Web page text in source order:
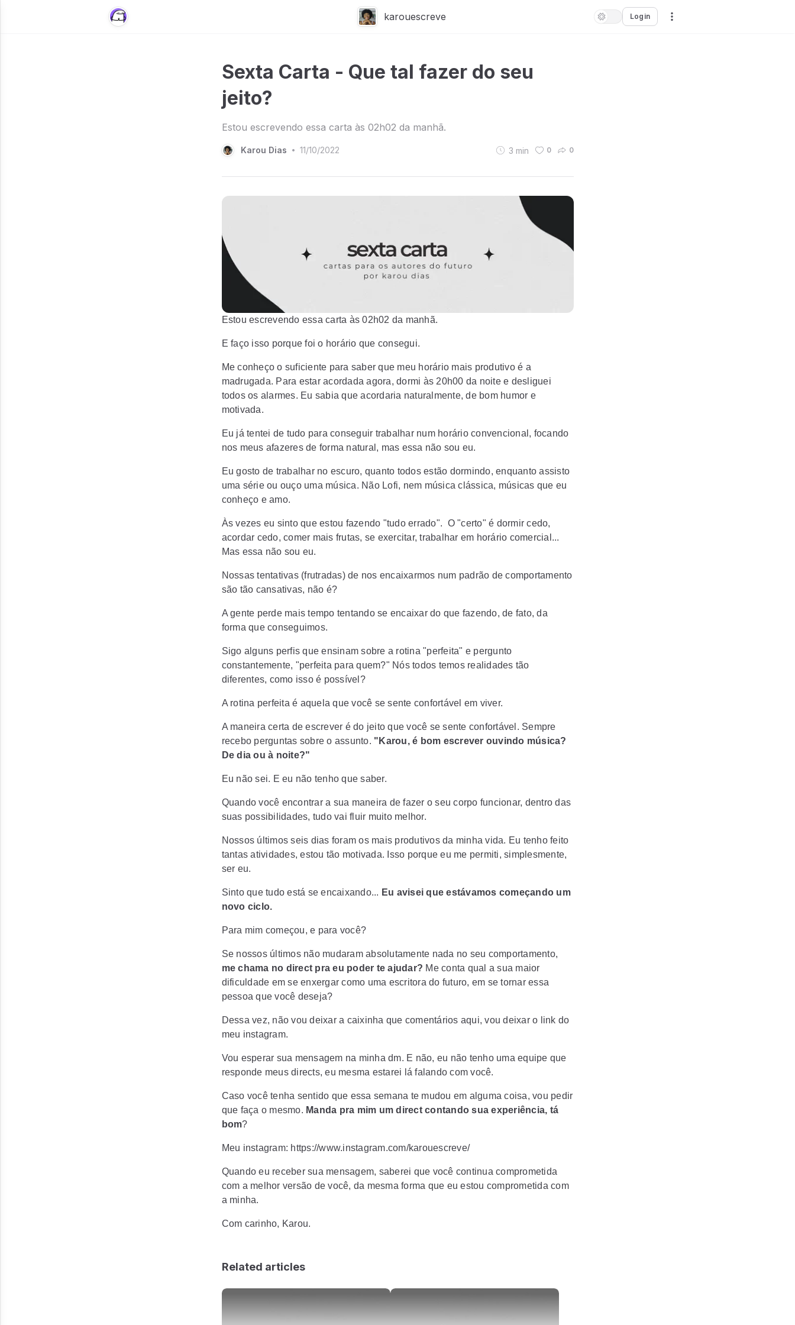
karouescreve Login
Sexta Carta - Que tal fazer do seu
jeito?
Estou escrevendo essa carta às 02h02 da manhã.
Karou Dias • 11/10/2022 3 min 0 0
Estou escrevendo essa carta às 02h02 da manhã.
E faço isso porque foi o horário que consegui.
Me conheço o suficiente para saber que meu horário mais produtivo é a
madrugada. Para estar acordada agora, dormi às 20h00 da noite e desliguei
todos os alarmes. Eu sabia que acordaria naturalmente, de bom humor e
motivada.
Eu já tentei de tudo para conseguir trabalhar num horário convencional, focando
nos meus afazeres de forma natural, mas essa não sou eu.
Eu gosto de trabalhar no escuro, quanto todos estão dormindo, enquanto assisto
uma série ou ouço uma música. Não Lofi, nem música clássica, músicas que eu
conheço e amo.
Às vezes eu sinto que estou fazendo "tudo errado". O "certo" é dormir cedo,
acordar cedo, comer mais frutas, se exercitar, trabalhar em horário comercial...
Mas essa não sou eu.
Nossas tentativas (frutradas) de nos encaixarmos num padrão de comportamento
são tão cansativas, não é?
A gente perde mais tempo tentando se encaixar do que fazendo, de fato, da
forma que conseguimos.
Sigo alguns perfis que ensinam sobre a rotina "perfeita" e pergunto
constantemente, "perfeita para quem?" Nós todos temos realidades tão
diferentes, como isso é possível?
A rotina perfeita é aquela que você se sente confortável em viver.
A maneira certa de escrever é do jeito que você se sente confortável. Sempre
recebo perguntas sobre o assunto. "Karou, é bom escrever ouvindo música?
De dia ou à noite?"
Eu não sei. E eu não tenho que saber.
Quando você encontrar a sua maneira de fazer o seu corpo funcionar, dentro das
suas possibilidades, tudo vai fluir muito melhor.
Nossos últimos seis dias foram os mais produtivos da minha vida. Eu tenho feito
tantas atividades, estou tão motivada. Isso porque eu me permiti, simplesmente,
ser eu.
Sinto que tudo está se encaixando... Eu avisei que estávamos começando um
novo ciclo.
Para mim começou, e para você?
Se nossos últimos não mudaram absolutamente nada no seu comportamento,
me chama no direct pra eu poder te ajudar? Me conta qual a sua maior
dificuldade em se enxergar como uma escritora do futuro, em se tornar essa
pessoa que você deseja?
Dessa vez, não vou deixar a caixinha que comentários aqui, vou deixar o link do
meu instagram.
Vou esperar sua mensagem na minha dm. E não, eu não tenho uma equipe que
responde meus directs, eu mesma estarei lá falando com você.
Caso você tenha sentido que essa semana te mudou em alguma coisa, vou pedir
que faça o mesmo. Manda pra mim um direct contando sua experiência, tá
bom?
Meu instagram: https://www.instagram.com/karouescreve/
Quando eu receber sua mensagem, saberei que você continua comprometida
com a melhor versão de você, da mesma forma que eu estou comprometida com
a minha.
Com carinho, Karou.
Related articles